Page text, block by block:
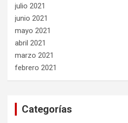
julio 2021
junio 2021
mayo 2021
abril 2021
marzo 2021
febrero 2021
Categorías